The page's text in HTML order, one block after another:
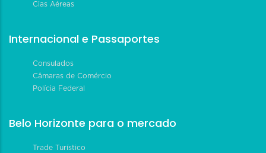
Cias Aéreas
Internacional e Passaportes
Consulados
Câmaras de Comércio
Polícia Federal
Belo Horizonte para o mercado
Trade Turístico